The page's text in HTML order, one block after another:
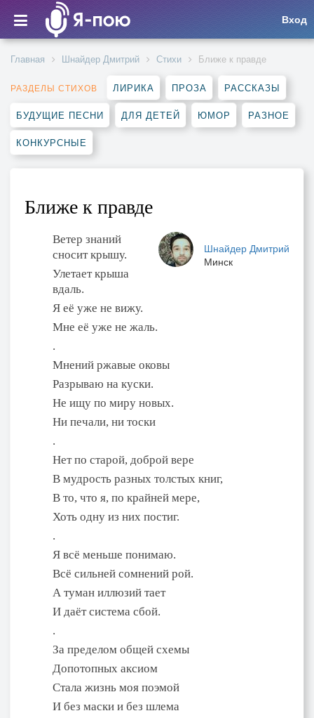
Вход
Главная Шнайдер Дмитрий Стихи Ближе к правде
РАЗДЕЛЫ СТИХОВ ЛИРИКА ПРОЗА РАССКАЗЫ
БУДУЩИЕ ПЕСНИ ДЛЯ ДЕТЕЙ ЮМОР РАЗНОЕ
КОНКУРСНЫЕ
Ближе к правде
Шнайдер Дмитрий
Минск
Ветер знаний
сносит крышу.
Улетает крыша
вдаль.
Я её уже не вижу.
Мне её уже не жаль.
.
Мнений ржавые оковы
Разрываю на куски.
Не ищу по миру новых.
Ни печали, ни тоски
.
Нет по старой, доброй вере
В мудрость разных толстых книг,
В то, что я, по крайней мере,
Хоть одну из них постиг.
.
Я всё меньше понимаю.
Всё сильней сомнений рой.
А туман иллюзий тает
И даёт система сбой.
.
За пределом общей схемы
Допотопных аксиом
Стала жизнь моя поэмой
И без маски и без шлема